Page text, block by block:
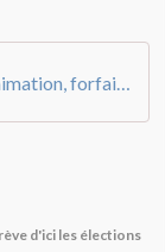
d'ici les élections